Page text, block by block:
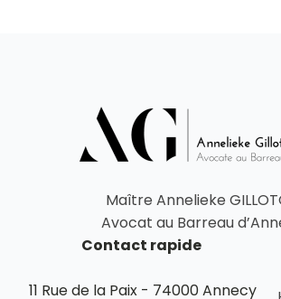
Maître Annelieke
Avocat au Barreau
Contact rapide
11 Rue de la Paix - 74000 Annecy